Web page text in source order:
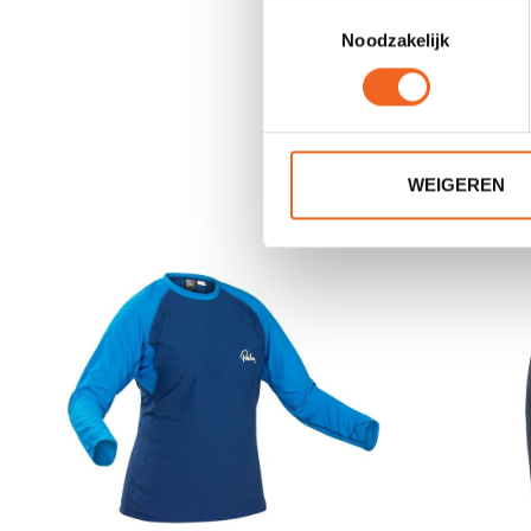
Noodzakelijk
WEIGEREN